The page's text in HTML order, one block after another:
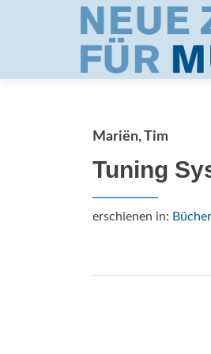
Mariën, Tim
Tuning
erschienen in: